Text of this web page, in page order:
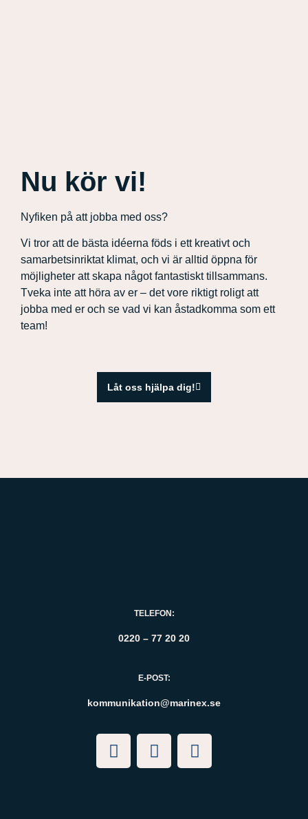
Nu kör vi!
Nyfiken på att jobba med oss?
Vi tror att de bästa idéerna föds i ett kreativt och
samarbetsinriktat klimat, och vi är alltid öppna för
möjligheter att skapa något fantastiskt tillsammans.
Tveka inte att höra av er – det vore riktigt roligt att
jobba med er och se vad vi kan åstadkomma som ett
team!
Låt oss hjälpa dig!
TELEFON:
0220 – 77 20 20
E-POST:
kommunikation@marinex.se